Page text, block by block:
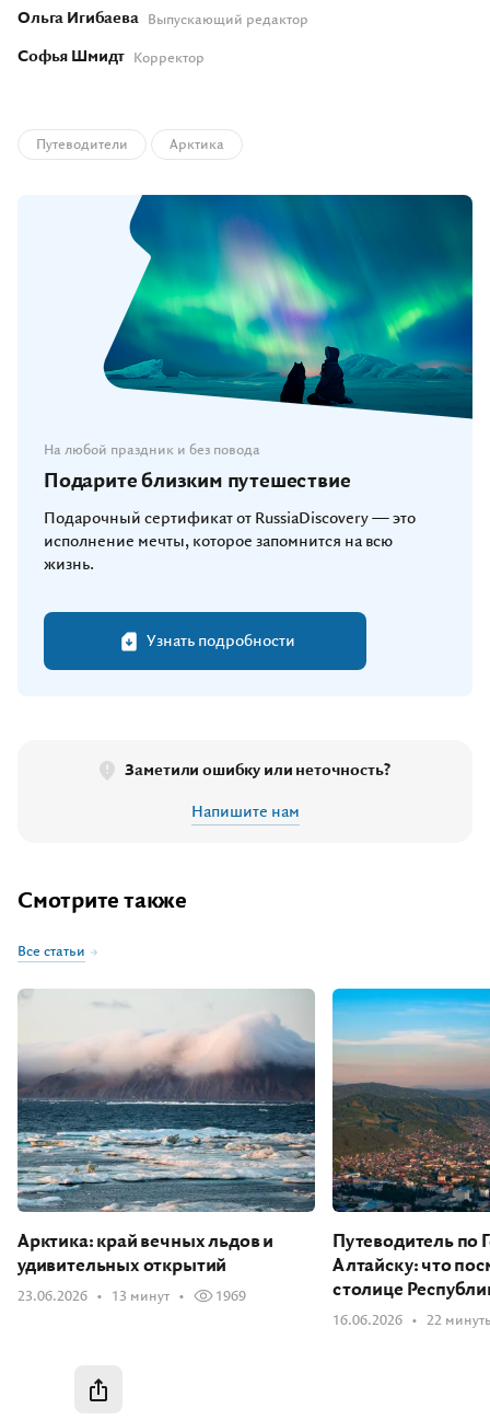
Ольга Игибаева Выпускающий редактор
Софья Шмидт Корректор
Путеводители Арктика
На любой праздник и без повода
Подарите близким путешествие
Подарочный сертификат от RussiaDiscovery — это
исполнение мечты, которое запомнится на всю
жизнь.
Узнать подробности
Заметили ошибку или неточность?
Напишите нам
Смотрите также
Все статьи
Арктика: край вечных льдов и
удивительных открытий
23.06.2026 13 минут 1969
Путеводитель по
Алтайску: что
столице
16.06.2026 22
Быстрая навигация